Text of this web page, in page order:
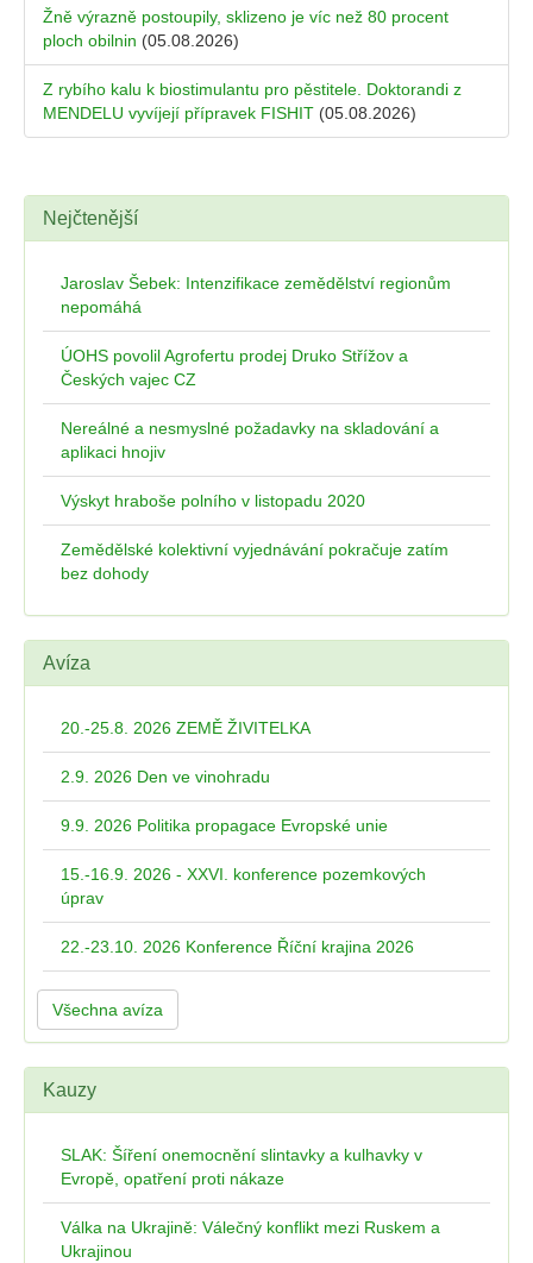
Žně výrazně postoupily, sklizeno je víc než 80 procent
ploch obilnin (05.08.2026)
Z rybího kalu k biostimulantu pro pěstitele. Doktorandi z
MENDELU vyvíjejí přípravek FISHIT (05.08.2026)
Nejčtenější
Jaroslav Šebek: Intenzifikace zemědělství regionům
nepomáhá
ÚOHS povolil Agrofertu prodej Druko Střížov a
Českých vajec CZ
Nereálné a nesmyslné požadavky na skladování a
aplikaci hnojiv
Výskyt hraboše polního v listopadu 2020
Zemědělské kolektivní vyjednávání pokračuje zatím
bez dohody
Avíza
20.-25.8. 2026 ZEMĚ ŽIVITELKA
2.9. 2026 Den ve vinohradu
9.9. 2026 Politika propagace Evropské unie
15.-16.9. 2026 - XXVI. konference pozemkových
úprav
22.-23.10. 2026 Konference Říční krajina 2026
Všechna avíza
Kauzy
SLAK: Šíření onemocnění slintavky a kulhavky v
Evropě, opatření proti nákaze
Válka na Ukrajině: Válečný konflikt mezi Ruskem a
Ukrajinou